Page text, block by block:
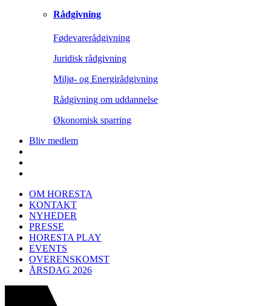
Rådgivning
Fødevarerådgivning
Juridisk rådgivning
Miljø- og Energirådgivning
Rådgivning om uddannelse
Økonomisk sparring
Bliv medlem
OM HORESTA
KONTAKT
NYHEDER
PRESSE
HORESTA PLAY
EVENTS
OVERENSKOMST
ÅRSDAG 2026